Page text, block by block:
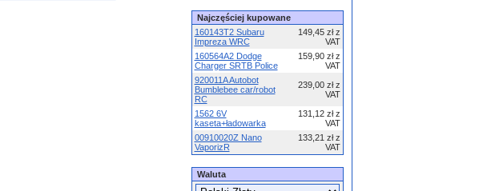
Najczęściej kupowane
160143T2 Subaru
Impreza WRC
149,45 zł z
VAT
160564A2 Dodge
Charger SRTB Police
159,90 zł z
VAT
920011A Autobot
Bumblebee car/robot
RC
239,00 zł z
VAT
1562 6V
kaseta+ładowarka
131,12 zł z
VAT
00910020Z Nano
VaporizR
133,21 zł z
VAT
Waluta